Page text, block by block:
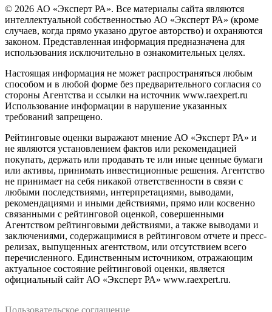
© 2026 АО «Эксперт РА». Все материалы сайта являются
интеллектуальной собственностью АО «Эксперт РА» (кроме
случаев, когда прямо указано другое авторство) и охраняются
законом. Представленная информация предназначена для
использования исключительно в ознакомительных целях.
Настоящая информация не может распространяться любым
способом и в любой форме без предварительного согласия со
стороны Агентства и ссылки на источник www.raexpert.ru
Использование информации в нарушение указанных
требований запрещено.
Рейтинговые оценки выражают мнение АО «Эксперт РА» и
не являются установлением фактов или рекомендацией
покупать, держать или продавать те или иные ценные бумаги
или активы, принимать инвестиционные решения. Агентство
не принимает на себя никакой ответственности в связи с
любыми последствиями, интерпретациями, выводами,
рекомендациями и иными действиями, прямо или косвенно
связанными с рейтинговой оценкой, совершенными
Агентством рейтинговыми действиями, а также выводами и
заключениями, содержащимися в рейтинговом отчете и пресс-
релизах, выпущенных агентством, или отсутствием всего
перечисленного. Единственным источником, отражающим
актуальное состояние рейтинговой оценки, является
официальный сайт АО «Эксперт РА» www.raexpert.ru.
Пользовательское соглашение